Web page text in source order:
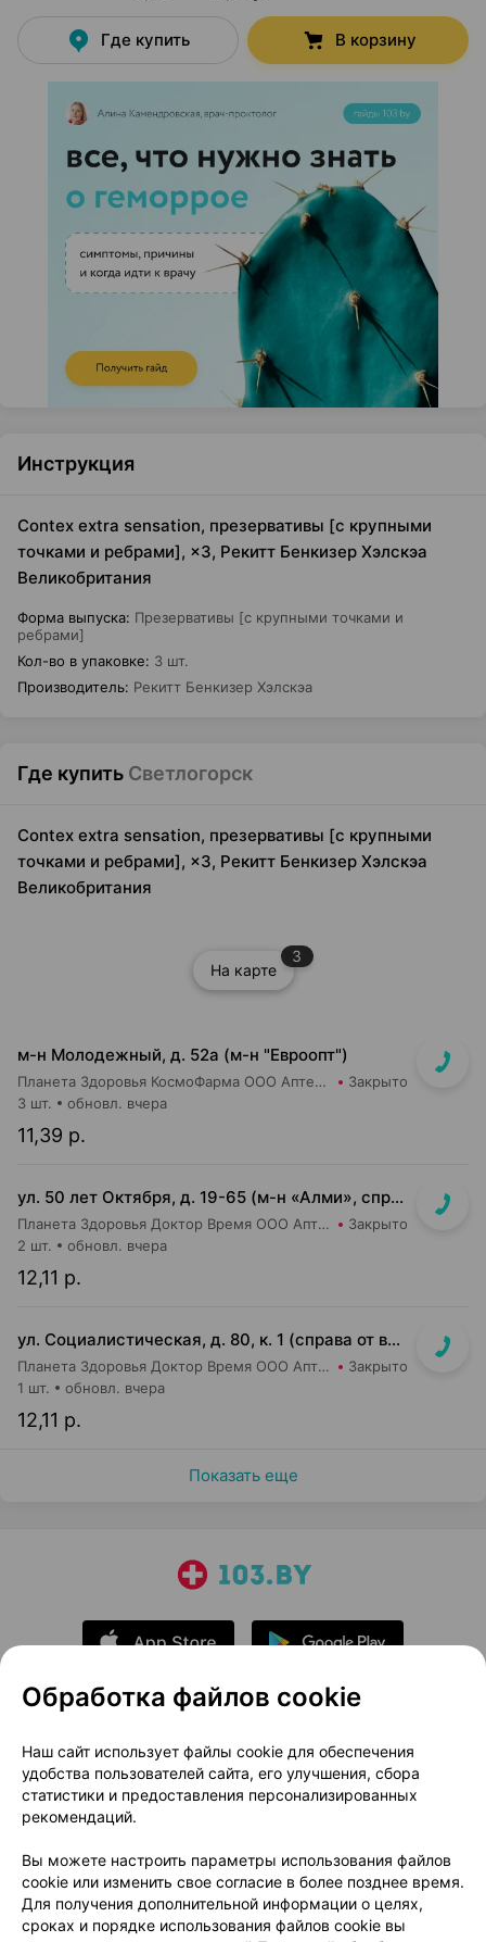
Где купить В корзину
Инструкция
Contex extra sensation, презервативы [с крупными
точками и ребрами], ×3, Рекитт Бенкизер Хэлскэа
Великобритания
Форма выпуска: Презервативы [с крупными точками и
ребрами]
Кол-во в упаковке: 3 шт.
Производитель: Рекитт Бенкизер Хэлскэа
Где купить Светлогорск
Contex extra sensation, презервативы [с крупными
точками и ребрами], ×3, Рекитт Бенкизер Хэлскэа
Великобритания
На карте
3
м-н Молодежный, д. 52а (м-н "Евроопт")
Планета Здоровья КосмоФарма ООО Аптека №9 Закрыто
11,39 р.
3 шт. обновл. вчера
ул. 50 лет Октября, д. 19-65 (м-н «Алми», справа от касс)
Планета Здоровья Доктор Время ООО Аптека №24 Закрыто
12,11 р.
2 шт. обновл. вчера
ул. Социалистическая, д. 80, к. 1 (справа от входа в м-н «Евроопт»)
Планета Здоровья Доктор Время ООО Аптека №41 Закрыто
12,11 р.
1 шт. обновл. вчера
Показать еще
О проекте
Новости проекта
Размещение рекламы
Медицинский маркетинг
Публичный договор
Доставка
Способы оплаты
Вакансии
Партнеры
Написать руководителю 103.by
Написать в поддержку
Обработка файлов cookie
Наш сайт использует файлы cookie для обеспечения
удобства пользователей сайта, его улучшения, сбора
статистики и предоставления персонализированных
рекомендаций.
Вы можете настроить параметры использования файлов
cookie или изменить свое согласие в более позднее время.
Для получения дополнительной информации о целях,
сроках и порядке использования файлов cookie вы